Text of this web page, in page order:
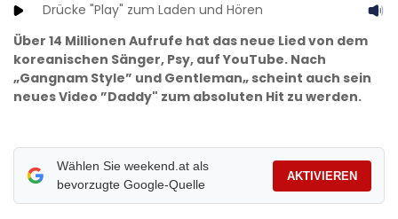
Drücke "Play" zum Laden und Hören
Über 14 Millionen Aufrufe hat das neue Lied von dem
koreanischen Sänger, Psy, auf YouTube. Nach
„Gangnam Style” und Gentleman„ scheint auch sein
neues Video ”Daddy" zum absoluten Hit zu werden.
Wählen Sie weekend.at als
bevorzugte Google-Quelle
AKTIVIEREN